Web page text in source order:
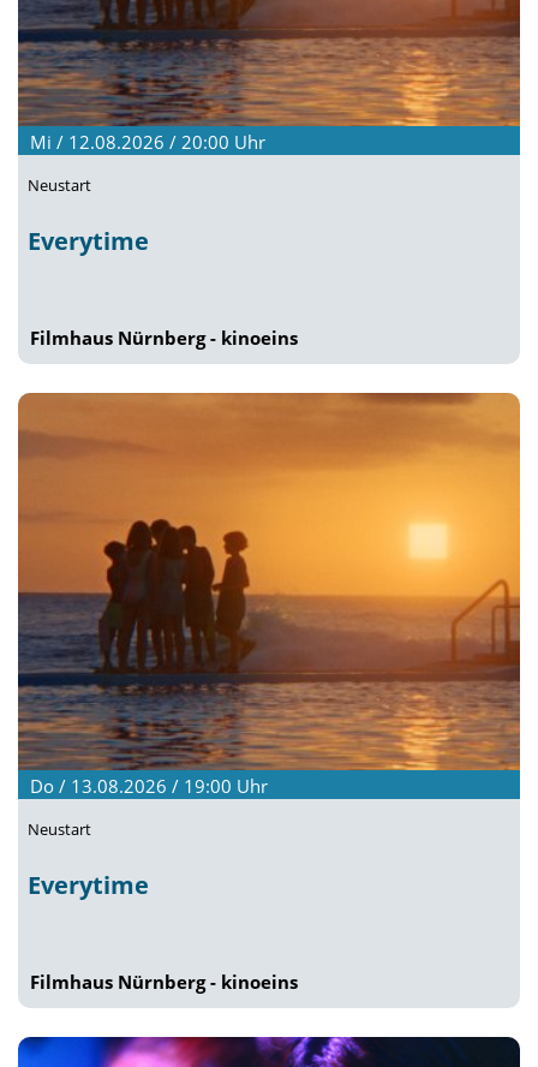
Mi / 12.08.2026 / 20:00 Uhr
Neustart
Everytime
Filmhaus Nürnberg - kinoeins
Do / 13.08.2026 / 19:00 Uhr
Neustart
Everytime
Filmhaus Nürnberg - kinoeins